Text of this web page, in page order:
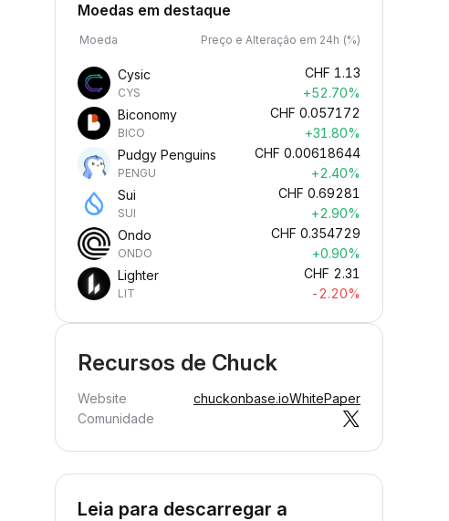
Moedas em destaque
Moeda Preço e Alteração em 24h (%)
Cysic
CYS
CHF 1.13
+52.70%
Biconomy
BICO
CHF 0.057172
+31.80%
Pudgy Penguins
PENGU
CHF 0.00618644
+2.40%
Sui
SUI
CHF 0.69281
+2.90%
Ondo
ONDO
CHF 0.354729
+0.90%
Lighter
LIT
CHF 2.31
-2.20%
Recursos de Chuck
Website chuckonbase.ioWhitePaper
Comunidade
Leia para descarregar a